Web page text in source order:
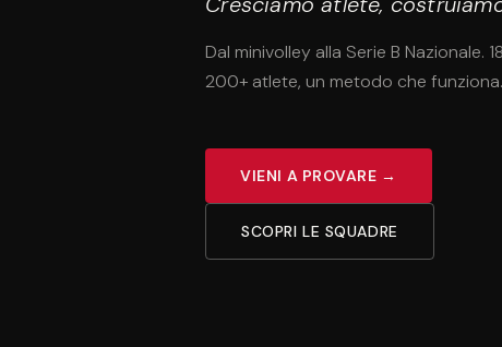
Dal minivolley alla Serie B Nazionale.
200+ atlete, un metodo che funziona.
VIENI A PROVARE →
SCOPRI LE SQUADRE